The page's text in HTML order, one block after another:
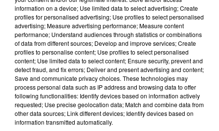
7 août 2026
information on a device; Use limited data to select advertising; Create
profiles for personalised advertising; Use profiles to select personalised
advertising; Measure advertising performance; Measure content
performance; Understand audiences through statistics or combinations
of data from different sources; Develop and improve services; Create
profiles to personalise content; Use profiles to select personalised
content; Use limited data to select content; Ensure security, prevent and
detect fraud, and fix errors; Deliver and present advertising and content;
Save and communicate privacy choices. These technologies may
process personal data such as IP address and browsing data to offer
following functionalities: Identify devices based on information actively
requested; Use precise geolocation data; Match and combine data from
other data sources; Link different devices; Identify devices based on
information transmitted automatically.